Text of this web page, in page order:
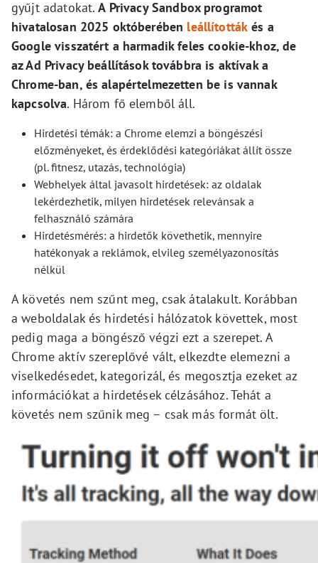
gyűjt adatokat.A Privacy Sandbox programot
hivatalosan 2025 októberében leállították és a
Google visszatért a harmadik feles cookie-khoz, de
az Ad Privacy beállítások továbbra is aktívak a
Chrome-ban, és alapértelmezetten be is vannak
kapcsolva. Három fő elemből áll.
Hirdetési témák: a Chrome elemzi a böngészési
előzményeket, és érdeklődési kategóriákat állít össze
(pl. fitnesz, utazás, technológia)
Webhelyek által javasolt hirdetések: az oldalak
lekérdezhetik, milyen hirdetések relevánsak a
felhasználó számára
Hirdetésmérés: a hirdetők követhetik, mennyire
hatékonyak a reklámok, elvileg személyazonosítás
nélkül
A követés nem szűnt meg, csak átalakult. Korábban
a weboldalak és hirdetési hálózatok követtek, most
pedig maga a böngésző végzi ezt a szerepet. A
Chrome aktív szereplővé vált, elkezdte elemezni a
viselkedésedet, kategorizál, és megosztja ezeket az
információkat a hirdetések célzásához. Tehát a
követés nem szűnik meg – csak más formát ölt.